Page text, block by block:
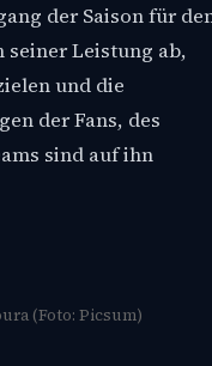
der Saison für
seiner Leistung ab,
und die
der Fans, des
sind auf ihn
(Foto: Picsum)